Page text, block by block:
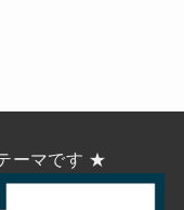
ーマです ★